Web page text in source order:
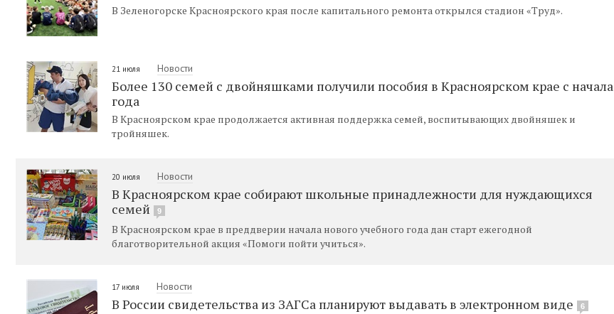
В Зеленогорске Красноярского края после капитального ремонта открылся стадион «Труд».
21 июля Новости
Более 130 семей с двойняшками получили пособия в Красноярском крае с начала
года
В Красноярском крае продолжается активная поддержка семей, воспитывающих двойняшек и
тройняшек.
20 июля Новости
В Красноярском крае собирают школьные принадлежности для нуждающихся
семей
9
В Красноярском крае в преддверии начала нового учебного года дан старт ежегодной
благотворительной акция «Помоги пойти учиться».
17 июля Новости
В России свидетельства из ЗАГСа планируют выдавать в электронном виде 6